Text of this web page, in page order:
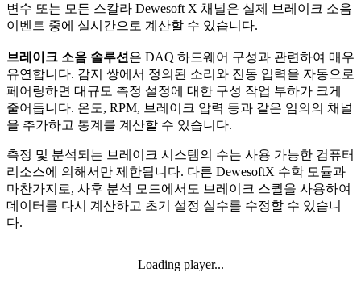
변수 또는 모든 스칼라 Dewesoft X 채널은 실제 브레이크 소음
이벤트 중에 실시간으로 계산할 수 있습니다.
브레이크 소음 솔루션 은 DAQ 하드웨어 구성과 관련하여 매우
유연합니다. 감지 쌍에서 정의된 소리와 진동 입력을 자동으로
페어링하면 대규모 측정 설정에 대한 구성 작업 부하가 크게
줄어듭니다. 온도, RPM, 브레이크 압력 등과 같은 임의의 채널
을 추가하고 통계를 계산할 수 있습니다.
측정 및 분석되는 브레이크 시스템의 수는 사용 가능한 컴퓨터
리소스에 의해서만 제한됩니다. 다른 DewesoftX 수학 모듈과
마찬가지로, 사후 분석 모드에서도 브레이크 스퀼을 사용하여
데이터를 다시 계산하고 초기 설정 실수를 수정할 수 있습니
다.
Loading player...